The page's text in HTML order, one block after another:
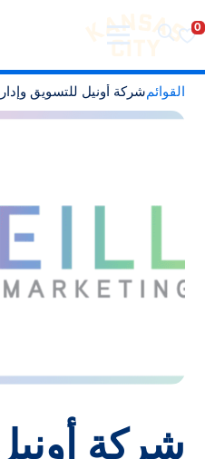
تفضل بزيارة مدينة كانساس
الانتقال إلى المحتوى
القوائمشركة أونيل للتسويق
شركة